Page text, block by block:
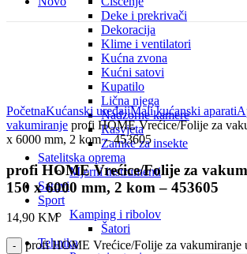
Deke i prekrivači
Dekoracija
Klime i ventilatori
Kućna zvona
Kućni satovi
Kupatilo
Lična njega
Nadzorne kamere
Rasvjeta
Zamke za insekte
Satelitska oprema
Mjerni instrumenti
Satovi
Sport
Kamping i ribolov
Šatori
Tehnika
PočetnaKućanski uređajiMali kućanski aparati
vakumiranje profi HOME Vrećice/Folije za
x 6000 mm, 2 kom – 453605
profi HOME Vrećice/Folije za
150 x 6000 mm, 2 kom – 453605
14,90 KM
profi HOME Vrećice/Folije za vakumiranje